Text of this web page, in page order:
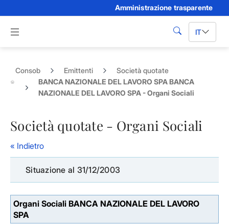
Amministrazione trasparente
Apri menu di navigazione
cerca IT
Consob Emittenti
Società quotate
BANCA NAZIONALE DEL LAVORO SPA BANCA
NAZIONALE DEL LAVORO SPA - Organi Sociali
Società quotate - Organi Sociali
« Indietro
Situazione al 31/12/2003
Organi Sociali BANCA NAZIONALE DEL LAVORO
SPA